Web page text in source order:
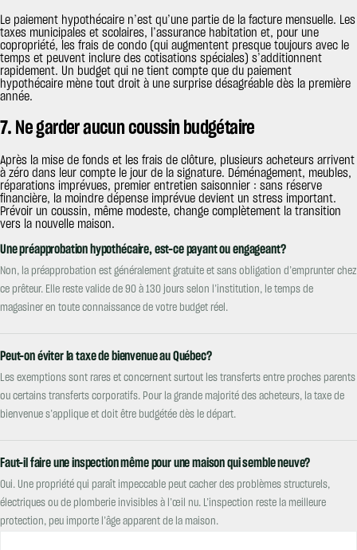
Le paiement hypothécaire n’est qu’une partie de la facture mensuelle. Les
taxes municipales et scolaires, l’assurance habitation et, pour une
copropriété, les frais de condo (qui augmentent presque toujours avec le
temps et peuvent inclure des cotisations spéciales) s’additionnent
rapidement. Un budget qui ne tient compte que du paiement
hypothécaire mène tout droit à une surprise désagréable dès la première
année.
7. Ne garder aucun coussin budgétaire
Après la mise de fonds et les frais de clôture, plusieurs acheteurs arrivent
à zéro dans leur compte le jour de la signature. Déménagement, meubles,
réparations imprévues, premier entretien saisonnier : sans réserve
financière, la moindre dépense imprévue devient un stress important.
Prévoir un coussin, même modeste, change complètement la transition
vers la nouvelle maison.
Une préapprobation hypothécaire, est-ce payant ou engageant?
Non, la préapprobation est généralement gratuite et sans obligation d’emprunter chez
ce prêteur. Elle reste valide de 90 à 130 jours selon l’institution, le temps de
magasiner en toute connaissance de votre budget réel.
Peut-on éviter la taxe de bienvenue au Québec?
Les exemptions sont rares et concernent surtout les transferts entre proches parents
ou certains transferts corporatifs. Pour la grande majorité des acheteurs, la taxe de
bienvenue s’applique et doit être budgétée dès le départ.
Faut-il faire une inspection même pour une maison qui semble neuve?
Oui. Une propriété qui paraît impeccable peut cacher des problèmes structurels,
électriques ou de plomberie invisibles à l’œil nu. L’inspection reste la meilleure
protection, peu importe l’âge apparent de la maison.